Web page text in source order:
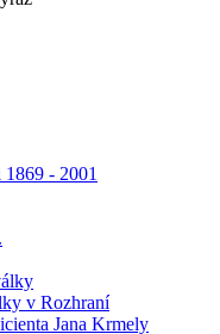
- 2001
v Rozhraní
Jana Krmely